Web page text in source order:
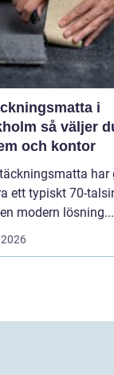
i
du rätt
och kontor
har
ett typiskt 70-
modern lösning...